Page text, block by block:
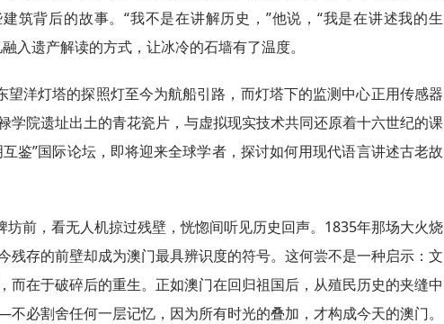
筑背后的故事。“我不是在讲解历史，”他说，“我是在讲述我的生
入遗产解读的方式，让冰冷的石墙有了温度。
望洋灯塔的探照灯至今为航船引路，而灯塔下的监测中心正用传感器
学院遗址出土的青花瓷片，与虚拟现实技术共同还原着十六世纪的课
鉴”国际论坛，即将迎来全球学者，探讨如何用现代语言讲述古老故
坊前，看无人机掠过残壁，恍惚间听见历史回声。1835年那场大火烧
残存的前壁却成为澳门最具辨识度的符号。这何尝不是一种启示：文
而在于破碎后的重生。正如澳门在回归祖国后，从殖民历史的夹缝中
必割舍任何一层记忆，因为所有时光的叠加，才构成今天的澳门。